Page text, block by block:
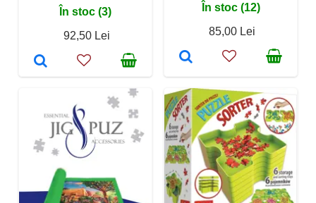
În stoc (3)
92,50 Lei
În stoc (12)
85,00 Lei